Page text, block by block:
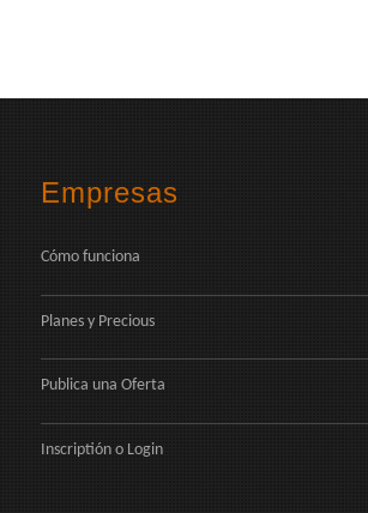
Empresas
Cómo funciona
Planes y Precious
Publica una Oferta
Inscriptión o Login